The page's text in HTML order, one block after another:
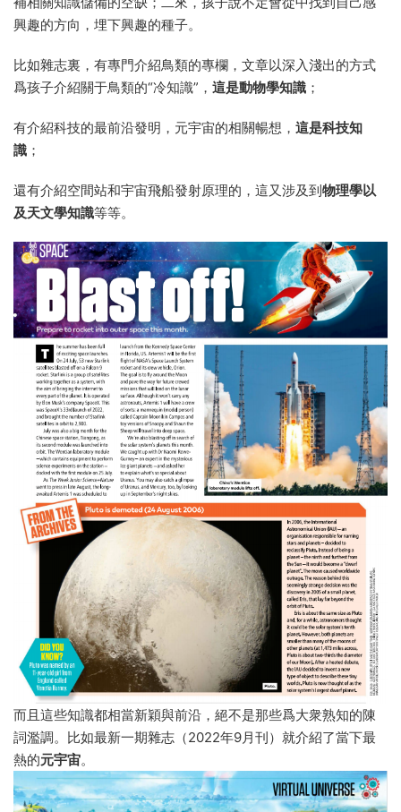
興趣的方向，埋下興趣的種子。
比如雜志裏，有專門介紹鳥類的專欄，文章以深入淺出的方式
爲孩子介紹關于鳥類的“冷知識”， 這是動物學知識 ；
有介紹科技的最前沿發明，元宇宙的相關暢想， 這是科技知
識 ；
還有介紹空間站和宇宙飛船發射原理的，這又涉及到物理學以
及天文學知識等等。
而且這些知識都相當新穎與前沿，絕不是那些爲大衆熟知的陳
詞濫調。比如最新一期雜志（2022年9月刊）就介紹了當下最
熱的元宇宙。